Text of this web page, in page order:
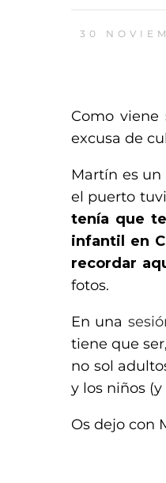
30
Como viene
excusa de
Martín es
el puerto
tenía que
infantil en
recordar
fotos.
En una
tiene que
no sol
y los niños
Os dejo con